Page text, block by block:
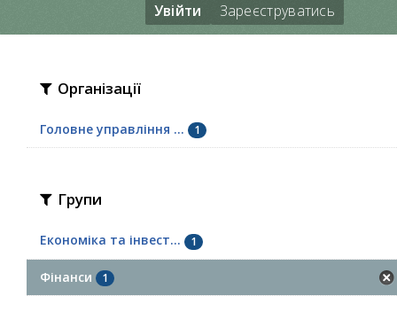
Увійти Зареєструватись
Організації
Головне управління ... 1
Групи
Економіка та інвест... 1
Фінанси 1